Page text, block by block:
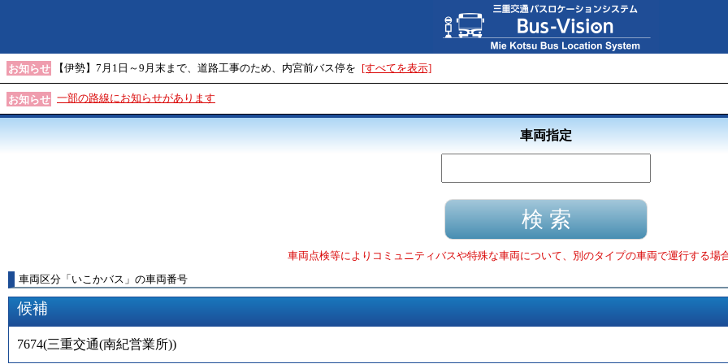
お知らせ 【伊勢】7月1日～9月末まで、道路工事のため、内宮前バス停を [すべてを表示]
お知らせ 一部の路線にお知らせがあります
車両指定
車両点検等によりコミュニティバスや特殊な車両について、別のタイプの車両で運行する場
車両区分 「 いこかバス 」 の車両番号
候補
7674(三重交通(南紀営業所))